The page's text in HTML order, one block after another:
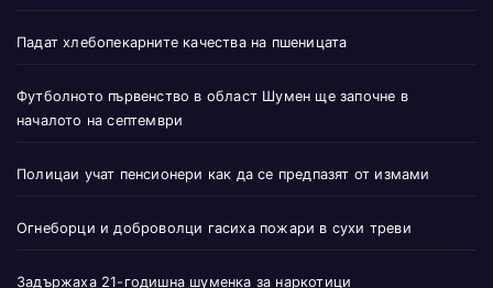
Падат хлебопекарните качества на пшеницата
Футболното първенство в област Шумен ще започне в
началото на септември
Полицаи учат пенсионери как да се предпазят от измами
Огнеборци и доброволци гасиха пожари в сухи треви
Задържаха 21-годишна шуменка за наркотици